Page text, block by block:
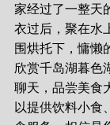
家经过了一整天
衣过后，聚在水
围烘托下，慵懒
欣赏千岛湖暮色
聊天，品尝美食
以提供饮料小食